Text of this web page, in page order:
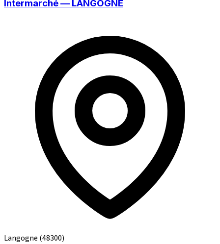
Intermarché — LANGOGNE
Langogne (48300)